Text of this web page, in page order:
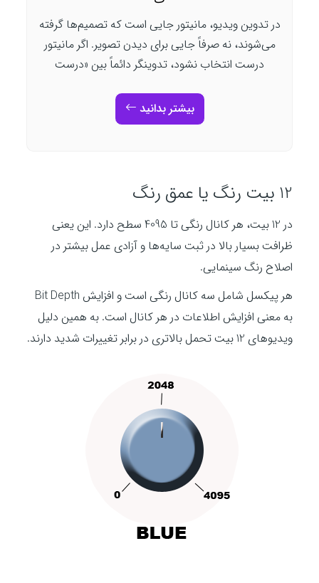
در تدوین ویدیو، مانیتور جایی است که تصمیم‌ها گرفته
می‌شوند، نه صرفاً جایی برای دیدن تصویر. اگر مانیتور
درست انتخاب نشود، تدوینگر دائماً بین «درست
بیشتر بدانید
12 بیت رنگ یا عمق رنگ
در 12 بیت، هر کانال رنگی تا 4095 سطح دارد. این یعنی
ظرافت بسیار بالا در ثبت سایه‌ها و آزادی عمل بیشتر در
اصلاح رنگ سینمایی.
هر پیکسل شامل سه کانال رنگی است و افزایش Bit Depth
به معنی افزایش اطلاعات در هر کانال است. به همین دلیل
ویدیوهای 12 بیت تحمل بالاتری در برابر تغییرات شدید دارند.